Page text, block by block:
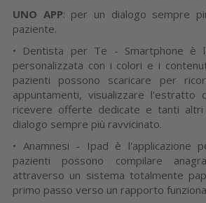
UNO APP: per un dialogo sempre
paziente.
• Dentista per Te - Smartphone è
personalizzata con i colori e i
pazienti possono scaricare per
appuntamenti, visualizzare l'estratto
ricevere offerte dedicate e tanti
dialogo sempre più ravvicinato.
• Anamnesi - Ipad è l'applicazione
pazienti possono compilare
attraverso un sistema totalmente
primo passo verso un rapporto